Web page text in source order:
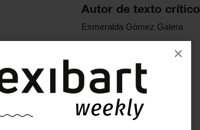
×
Autor de texto crítico
Esmeralda Gómez Galera